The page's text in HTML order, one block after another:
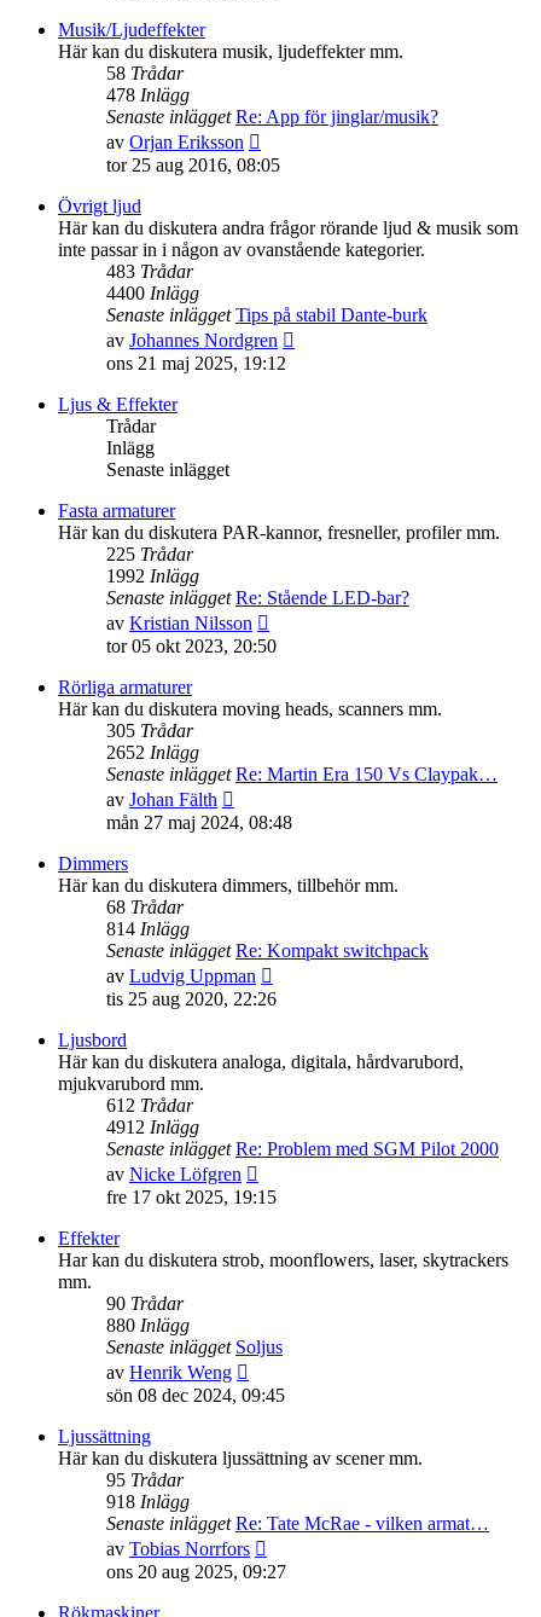
inlägget
Musik/Ljudeffekter
Här kan du diskutera musik, ljudeffekter mm.
58 Trådar
478 Inlägg
Senaste inlägget Re: App för jinglar/musik?
av Orjan Eriksson
till
inlägget
tor 25 aug 2016, 08:05
Övrigt ljud
Här kan du diskutera andra frågor rörande ljud & musik som
inte passar in i någon av ovanstående kategorier.
483 Trådar
4400 Inlägg
Senaste inlägget Tips på stabil Dante-burk
av Johannes Nordgren
ons 21 maj 2025, 19:12
Ljus & Effekter
Trådar
Inlägg
Senaste inlägget
Fasta armaturer
Här kan du diskutera PAR-kannor, fresneller, profiler mm.
225 Trådar
1992 Inlägg
Senaste inlägget Re: Stående LED-bar?
av Kristian Nilsson
till
inlägget
tor 05 okt 2023, 20:50
Rörliga armaturer
Här kan du diskutera moving heads, scanners mm.
305 Trådar
2652 Inlägg
Senaste inlägget Re: Martin Era 150 Vs Claypak…
av Johan Fälth
till
det
inlägget
mån 27 maj 2024, 08:48
Dimmers
Här kan du diskutera dimmers, tillbehör mm.
68 Trådar
814 Inlägg
Senaste inlägget Re: Kompakt switchpack
av Ludvig Uppman
till
inlägget
tis 25 aug 2020, 22:26
Ljusbord
Här kan du diskutera analoga, digitala, hårdvarubord,
mjukvarubord mm.
612 Trådar
4912 Inlägg
Senaste inlägget Re: Problem med SGM Pilot 2000
av Nicke Löfgren
till
inlägget
fre 17 okt 2025, 19:15
Effekter
Har kan du diskutera strob, moonflowers, laser, skytrackers
mm.
90 Trådar
880 Inlägg
Senaste inlägget Soljus
av Henrik Weng
till
inlägget
sön 08 dec 2024, 09:45
Ljussättning
Här kan du diskutera ljussättning av scener mm.
95 Trådar
918 Inlägg
Senaste inlägget Re: Tate McRae - vilken armat…
av Tobias Norrfors
till
ons 20 aug 2025, 09:27
Rökmaskiner